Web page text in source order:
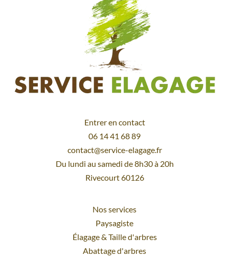
Entrer en contact
06 14 41 68 89
contact@service-elagage.fr
Du lundi au samedi de 8h30 à 20h
Rivecourt 60126
Nos services
Paysagiste
Élagage& Taille d'arbres
Abattage d'arbres